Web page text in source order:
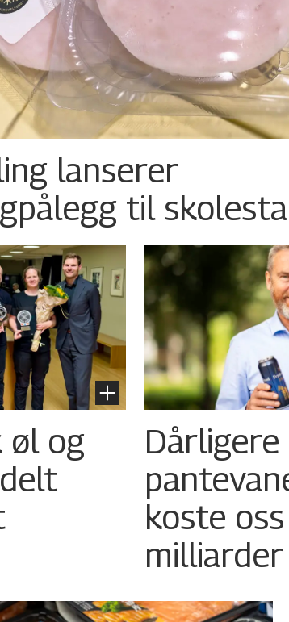
lanserer
til
øl og
Dårligere
koste
milliarder